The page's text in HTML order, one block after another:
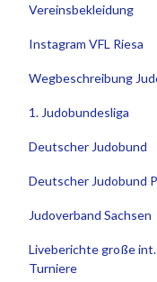
Vereinsbekleidung
Instagram VFL Riesa
Wegbeschreibung
1. Judobundesliga
Deutscher Judobund
Deutscher Judobund
Judoverband Sachsen
Liveberichte große int.
Turniere